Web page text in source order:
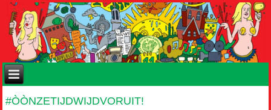
#ÒÒNZETIJDWIJDVORUIT!